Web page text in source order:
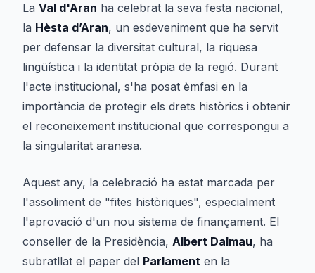
La Val d'Aran ha celebrat la seva festa nacional,
la Hèsta d’Aran, un esdeveniment que ha servit
per defensar la diversitat cultural, la riquesa
lingüística i la identitat pròpia de la regió. Durant
l'acte institucional, s'ha posat èmfasi en la
importància de protegir els drets històrics i obtenir
el reconeixement institucional que correspongui a
la singularitat aranesa.
Aquest any, la celebració ha estat marcada per
l'assoliment de "fites històriques", especialment
l'aprovació d'un nou sistema de finançament. El
conseller de la Presidència, Albert Dalmau, ha
subratllat el paper del Parlament en la